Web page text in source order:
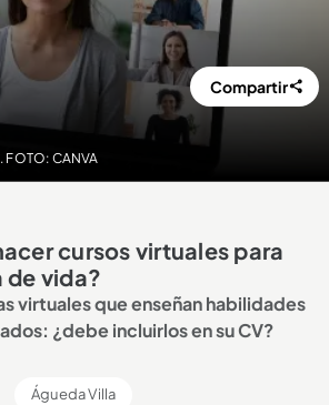
CANVA
Compartir
cursos virtuales para
de vida?
virtuales que enseñan habilidades
¿debe incluirlos en su CV?
Águeda Villa